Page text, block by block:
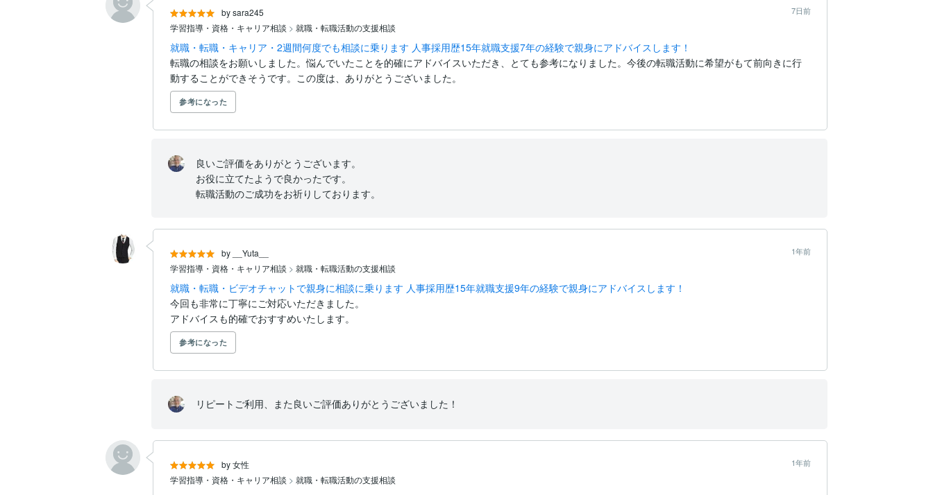
by sara245 7日前
学習指導・資格・キャリア相談 > 就職・転職活動の支援相談
就職・転職・キャリア・2週間何度でも相談に乗ります 人事採用歴15年就職支援7年の経験で親身にアドバイスします！
転職の相談をお願いしました。悩んでいたことを的確にアドバイスいただき、とても参考になりました。今後の転職活動に希望がもて前向きに行
動することができそうです。この度は、ありがとうございました。
参考になった
良いご評価をありがとうございます。
お役に立てたようで良かったです。
転職活動のご成功をお祈りしております。
by __Yuta__ 1年前
学習指導・資格・キャリア相談 > 就職・転職活動の支援相談
就職・転職・ビデオチャットで親身に相談に乗ります 人事採用歴15年就職支援9年の経験で親身にアドバイスします！
今回も非常に丁寧にご対応いただきました。
アドバイスも的確でおすすめいたします。
参考になった
リピートご利用、また良いご評価ありがとうございました！
by 女性 1年前
学習指導・資格・キャリア相談 > 就職・転職活動の支援相談